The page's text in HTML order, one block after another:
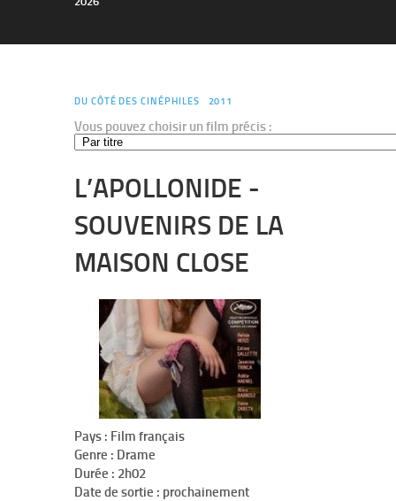
DU CÔTÉ DES CINÉPHILES 2011
Vous pouvez choisir un film précis :
L’APOLLONIDE -
SOUVENIRS DE LA
MAISON CLOSE
Pays : Film français
Genre : Drame
Durée : 2h02
Date de sortie : prochainement